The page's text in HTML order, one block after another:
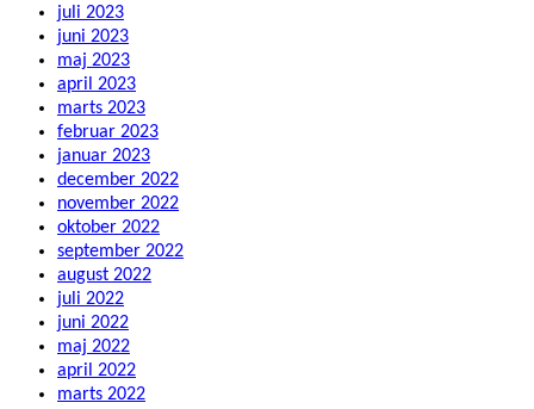
juli 2023
juni 2023
maj 2023
april 2023
marts 2023
februar 2023
januar 2023
december 2022
november 2022
oktober 2022
september 2022
august 2022
juli 2022
juni 2022
maj 2022
april 2022
marts 2022